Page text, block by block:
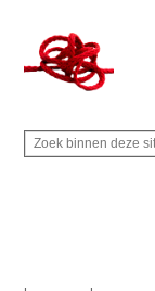
naar
de
inhoud
secondary
naar
de
sidebar
naar
de
Rechts
Z
Z
i